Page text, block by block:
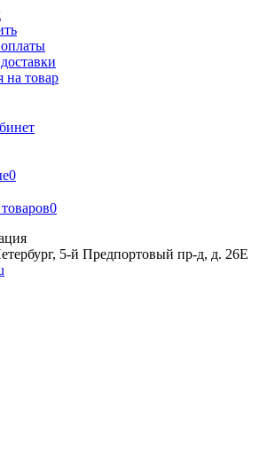
на товар
0
0
5-й Предпортовый пр-д, д. 26Е